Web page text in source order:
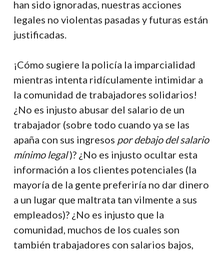
han sido ignoradas, nuestras acciones
legales no violentas pasadas y futuras están
justificadas.
¡Cómo sugiere la policía la imparcialidad
mientras intenta ridículamente intimidar a
la comunidad de trabajadores solidarios!
¿No es injusto abusar del salario de un
trabajador (sobre todo cuando ya se las
apaña con sus ingresos por debajo del salario
mínimo legal)? ¿No es injusto ocultar esta
información a los clientes potenciales (la
mayoría de la gente preferiría no dar dinero
a un lugar que maltrata tan vilmente a sus
empleados)? ¿No es injusto que la
comunidad, muchos de los cuales son
también trabajadores con salarios bajos,